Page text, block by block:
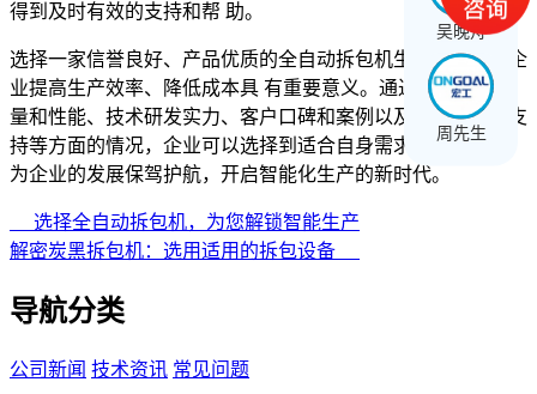
得到及时有效的支持和帮 助。
选择一家信誉良好、产品优质的全自动拆包机生产厂家对于企
业提高生产效率、降低成本具 有重要意义。通过关注产品质
量和性能、技术研发实力、客户口碑和案例以及售后服务和支
持等方面的情况，企业可以选择到适合自身需求的专业厂家，
为企业的发展保驾护航，开启智能化生产的新时代。
选择全自动拆包机，为您解锁智能生产
解密炭黑拆包机：选用适用的拆包设备
导航分类
公司新闻 技术资讯 常见问题
吴晚舟
周先生